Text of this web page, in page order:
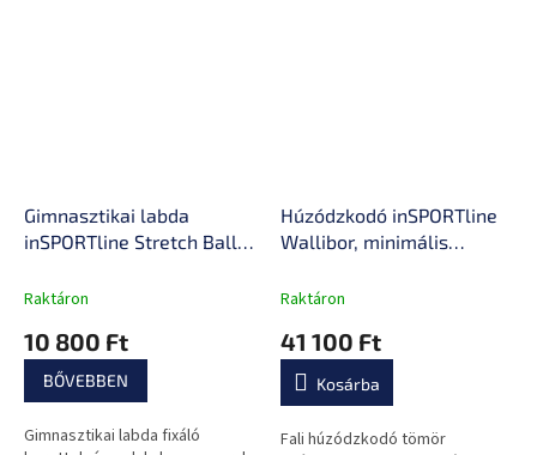
Gimnasztikai labda
inSPORTline Stretch Ball
kerettel, csúszásmentes
gyakorlatokkal
Raktáron
10 800 Ft
BŐVEBBEN
Gimnasztikai labda fixáló
Húzódzkodó inSPORTline
Wallibor, minimális
felületkezelés, nagy
csúszásmentes
kapaszkodó, 3 fogási
Raktáron
41 100 Ft
Kosárba
Fali húzódzkodó tömör